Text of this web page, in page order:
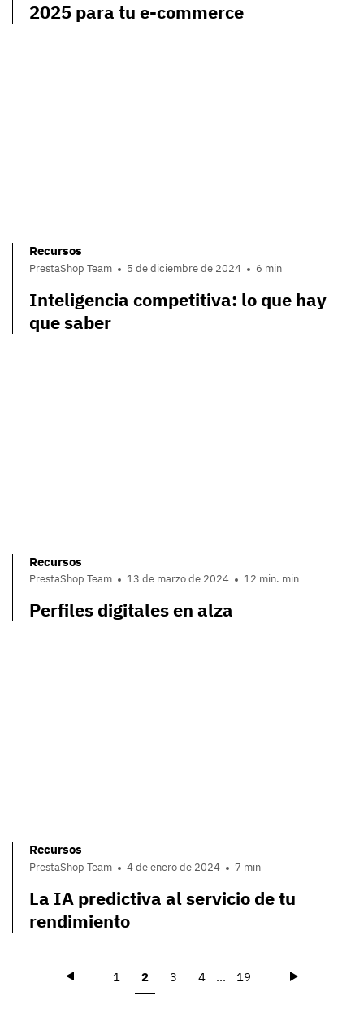
2025 para tu e-commerce
Recursos
PrestaShop Team 5 de diciembre de 2024 6 min
Inteligencia competitiva: lo que hay
que saber
Recursos
PrestaShop Team 13 de marzo de 2024 12 min. min
Perfiles digitales en alza
Recursos
PrestaShop Team 4 de enero de 2024 7 min
La IA predictiva al servicio de tu
rendimiento
Précédent
1 2 3 4 ... 19 Suivant